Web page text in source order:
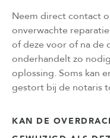
Neem direct contact
onverwachte
of deze voor of na de
onderhandelt zo
oplossing. Soms kan
gestort bij de notaris
KAN DE